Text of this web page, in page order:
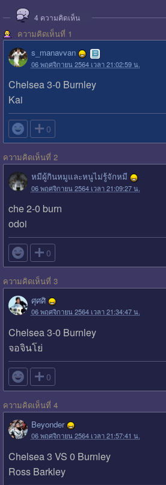
4 ความคิดเห็น
ความคิดเห็นที่ 1
s_manavvan
06 พฤศจิกายน 2564 เวลา 21:02:59 น.
Chelsea 3-0 Burnley
Kai
 0
ความคิดเห็นที่ 2
หมีผู้กินหมูและหนูไม่รู้จักหมี
06 พฤศจิกายน 2564 เวลา 21:09:27 น.
che 2-0 burn
odoi
 0
ความคิดเห็นที่ 3
ศุศศิ
06 พฤศจิกายน 2564 เวลา 21:34:47 น.
Chelsea 3-0 Burnley
จอจินโย่
 0
ความคิดเห็นที่ 4
Beyonder
06 พฤศจิกายน 2564 เวลา 21:57:41 น.
Chelsea 3 VS 0 Burnley
Ross Barkley